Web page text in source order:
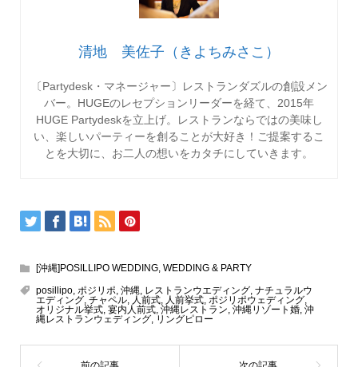
清地 美佐子（きよちみさこ）
〔Partydesk・マネージャー〕レストランダズルの創設メン
バー。HUGEのレセプションリーダーを経て、2015年
HUGE Partydeskを立上げ。レストランならではの美味し
い、楽しいパーティーを創ることが大好き！ご提案するこ
とを大切に、お二人の想いをカタチにしていきます。
[沖縄]POSILLIPO WEDDING, WEDDING & PARTY
posillipo, ポジリポ, 沖縄, レストランウエディング, ナチュラルウ
エディング, チャペル, 人前式, 人前挙式, ポジリポウェディング,
オリジナル挙式, 宴内人前式, 沖縄レストラン, 沖縄リゾート婚, 沖
縄レストランウェディング, リングピロー